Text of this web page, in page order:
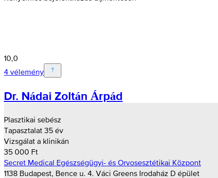
10,0
4 vélemény
Dr. Nádai Zoltán Árpád
Plasztikai sebész
Tapasztalat 35 év
Vizsgálat a klinikán
35 000 Ft
Secret Medical Egészségügyi- és Orvosesztétikai Központ
1138 Budapest, Bence u. 4. Váci Greens Irodaház D épület